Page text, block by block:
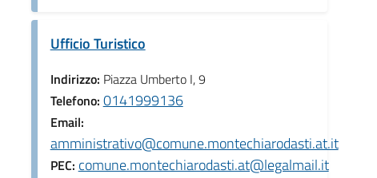
Ufficio Turistico
Indirizzo: Piazza Umberto I, 9
Telefono: 0141999136
Email:
amministrativo@comune.montechiarodasti.at.it
PEC: comune.montechiarodasti.at@legalmail.it